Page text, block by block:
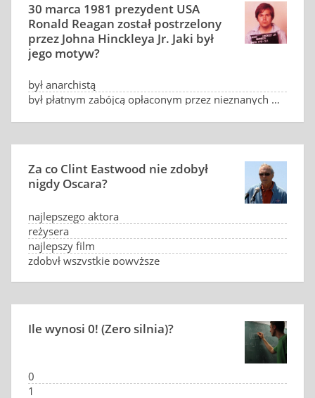
30 marca 1981 prezydent USA
Ronald Reagan został postrzelony
przez Johna Hinckleya Jr. Jaki był
jego motyw?
był anarchistą
był płatnym zabójcą opłaconym przez nieznanych zleceniodawców
Za co Clint Eastwood nie zdobył
nigdy Oscara?
najlepszego aktora
reżysera
najlepszy film
zdobył wszystkie powyższe
Ile wynosi 0! (Zero silnia)?
0
1